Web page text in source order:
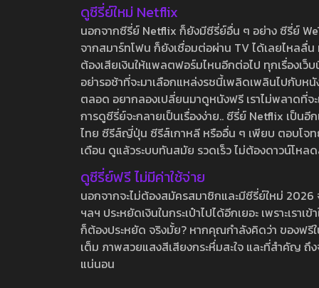
ดูซีรี่ย์ใหม่ Netflix
นอกจากซีรี่ย์ Netflix ก็ยังมีซีรี่ย์อื่น ๆ อย่าง ซีรี่ย์
จากสมาร์ทโฟน ก็ยังเชื่อมต่อผ่าน TV ได้เลยไหลลื่
ต้องเสียเงินให้แพลตฟอร์มไหนอีกต่อไป ทุกเรื่องเว็
อย่ารอช้าที่จะมาเลือกแหล่งรชนี้เพลิดเพลินไปกับห
ตลอด อยากลองเปลี่ยนมาดูหนังฟรี เราไม่พลาดที่
การดูซีรี่ย์จะกลายเป็นเรื่องง่าย.. ซีรี่ย์ Netflix เป็น
ไทย ซีรีส์ญี่ปุ่น ซีรีส์เกาหลี หรืออื่น ๆ เพียบ ตอบโจท
เดือน ดูแล้วระบบทันสมัย รวดเร็ว ไม่ต้องดาวน์โห
ดูซีรี่ย์ฟรี ไม่มีค่าใช้จ่าย
นอกจากจะไม่ต้องสมัครสมาชิกและมีซีรี่ย์ใหม่
ฯลฯ ประหยัดเงินในกระเป๋าไปได้อีกเยอะ เพราะเร
ก็ต้องประหยัด จริงมั้ย? หากคุณกำลังคิดว่า ของฟ
เต็ม ภาพสวยแสงสีเสียงกระหึ่มสะใจ และที่สำคัญ
แน่นอน